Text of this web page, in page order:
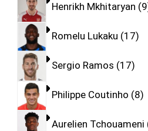
Henrikh Mkhitaryan 9
Romelu Lukaku 17
Sergio Ramos 17
Philippe Coutinho 8
Aurelien Tchouameni